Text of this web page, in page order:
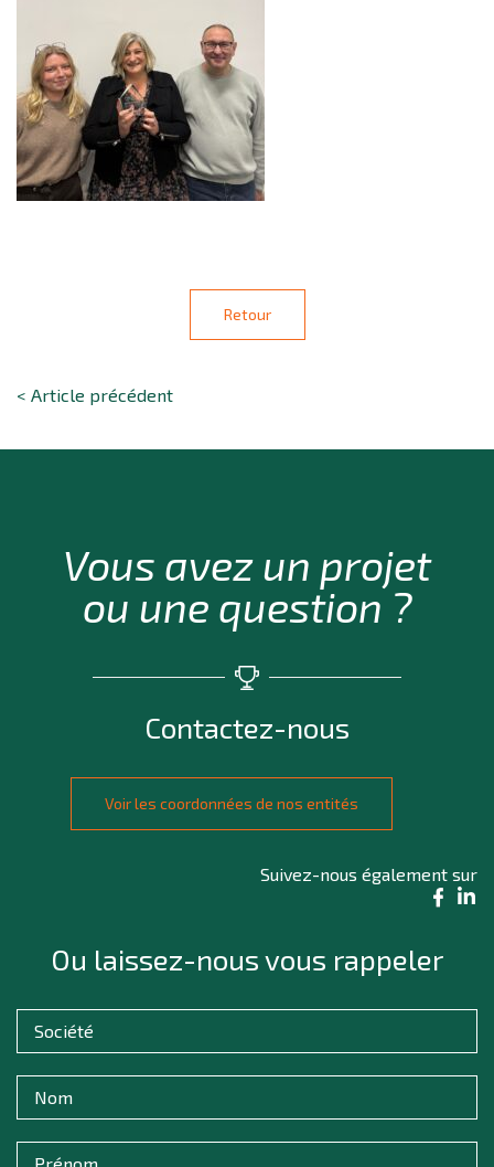
Retour
< Article précédent
Vous avez un projet
ou une question ?
Contactez-nous
Voir les coordonnées de nos entités
Suivez-nous également sur
Ou laissez-nous vous rappeler